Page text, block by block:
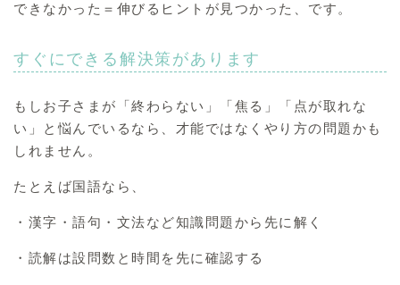
できなかった＝伸びるヒントが見つかった、です。
すぐにできる解決策があります
もしお子さまが「終わらない」「焦る」「点が取れな
い」と悩んでいるなら、才能ではなくやり方の問題かも
しれません。
たとえば国語なら、
・漢字・語句・文法など知識問題から先に解く
・読解は設問数と時間を先に確認する